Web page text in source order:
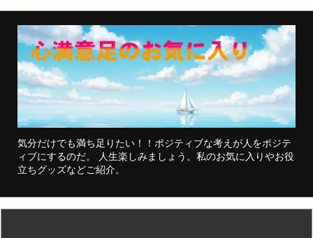
気分だけでも満ち足りたい！！ポジティブな考えが人をポジテ
ィブにするのだ。 人生楽しみましょう。私のお気に入りやお役
立ちグッズなどご紹介。